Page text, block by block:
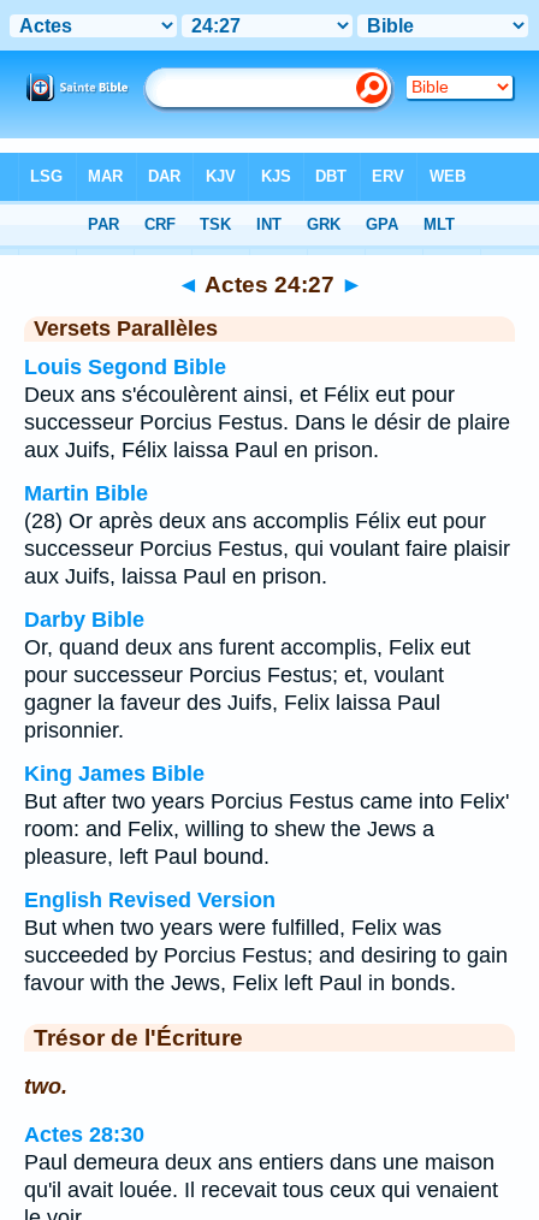
Chapitre 24> Verset 27
◄ Actes 24:27 ►
Versets Parallèles
Louis Segond Bible
Deux ans s'écoulèrent ainsi, et Félix eut pour
successeur Porcius Festus. Dans le désir de plaire
aux Juifs, Félix laissa Paul en prison.
Martin Bible
(28) Or après deux ans accomplis Félix eut pour
successeur Porcius Festus, qui voulant faire plaisir
aux Juifs, laissa Paul en prison.
Darby Bible
Or, quand deux ans furent accomplis, Felix eut
pour successeur Porcius Festus; et, voulant
gagner la faveur des Juifs, Felix laissa Paul
prisonnier.
King James Bible
But after two years Porcius Festus came into Felix'
room: and Felix, willing to shew the Jews a
pleasure, left Paul bound.
English Revised Version
But when two years were fulfilled, Felix was
succeeded by Porcius Festus; and desiring to gain
favour with the Jews, Felix left Paul in bonds.
Trésor de l'Écriture
two.
Actes 28:30
Paul demeura deux ans entiers dans une maison
qu'il avait louée. Il recevait tous ceux qui venaient